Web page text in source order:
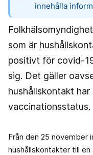
innehålla
som är
positivt för covid-
sig. Det gäller
hushållskontakt
vaccinationsstatus.
Från den 25 november
hushållskontakter till